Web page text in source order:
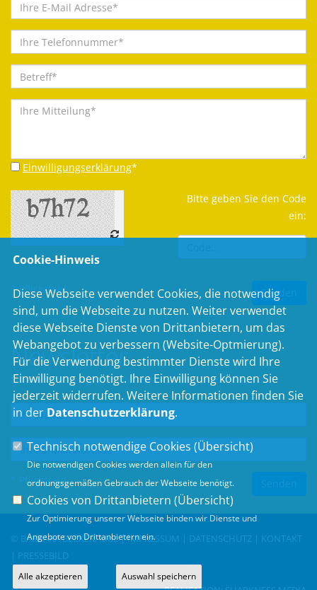
Einwilligungserklärung*
Bitte geben Sie den Code
ein:
* Pflichtfeld
Newsletter
Erhalten Sie Neuigkeiten aus dem Landtag und der Region.
* Pflichtfeld
© BARBARA BECKER, MdL |IMPRESSUM DATENSCHUTZ
KONTAKT
PRESSEBILD
Cookie-Hinweis
Diese Webseite verwendet Cookies, die notwendig
sind, um die Webseite zu nutzen. Weiter verwendet
diese Webseite Dienste von Drittanbietern, um das
Webangebot zu verbessern (Website-Optmierung).
Für die Verwendung bestimmter Dienste wird Ihre
Einwilligung benötigt. Ihre Einwilligung können Sie
jederzeit widerrufen. Weitere Informationen finden Sie
in der Datenschutzerklärung.
Technisch notwendige Cookies (Übersicht)
Die notwendigen Cookies werden allein für den
ordnungsgemäßen Gebrauch der Webseite benötigt.
Cookies von Drittanbietern (Übersicht)
Zur Optimierung unserer Webseite binden wir Dienste und
Angebote von Drittanbietern ein.
Alle akzeptieren Auswahl speichern